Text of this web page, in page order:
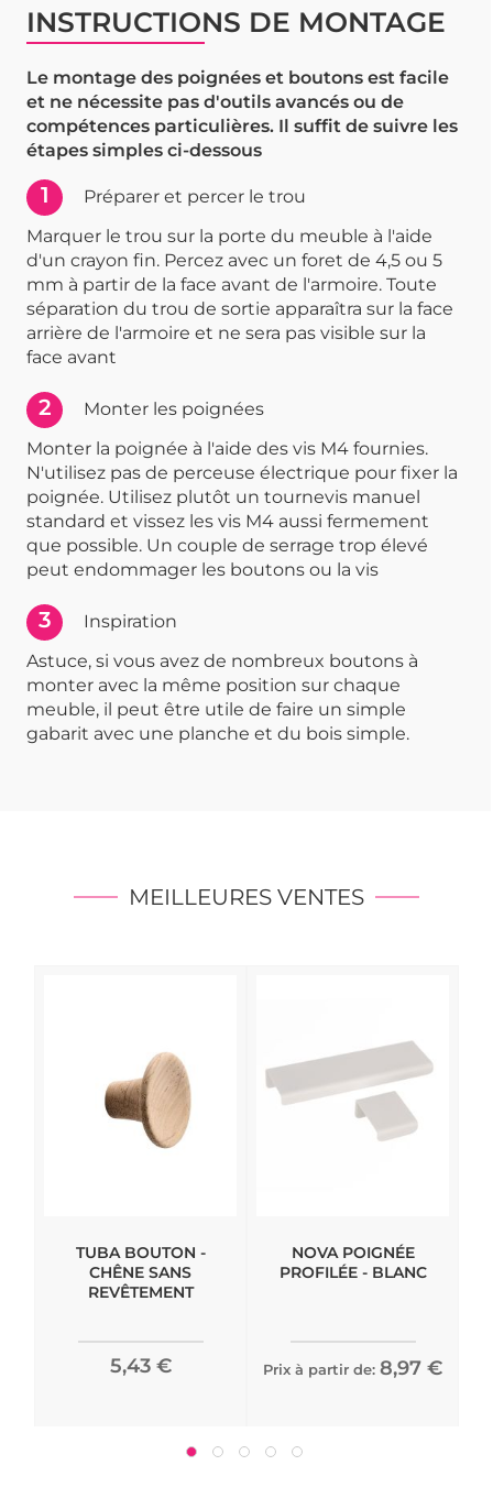
INSTRUCTIONS DE MONTAGE
Le montage des poignées et boutons est facile
et ne nécessite pas d'outils avancés ou de
compétences particulières. Il suffit de suivre les
étapes simples ci-dessous
1
Préparer et percer le trou
Marquer le trou sur la porte du meuble à l'aide
d'un crayon fin. Percez avec un foret de 4,5 ou 5
mm à partir de la face avant de l'armoire. Toute
séparation du trou de sortie apparaîtra sur la face
arrière de l'armoire et ne sera pas visible sur la
face avant
2
Monter les poignées
Monter la poignée à l'aide des vis M4 fournies.
N'utilisez pas de perceuse électrique pour fixer la
poignée. Utilisez plutôt un tournevis manuel
standard et vissez les vis M4 aussi fermement
que possible. Un couple de serrage trop élevé
peut endommager les boutons ou la vis
3
Inspiration
Astuce, si vous avez de nombreux boutons à
monter avec la même position sur chaque
meuble, il peut être utile de faire un simple
gabarit avec une planche et du bois simple.
MEILLEURES VENTES
TUBA BOUTON -
CHÊNE SANS
REVÊTEMENT
5,43 €
NOVA POIGNÉE
PROFILÉE - BLANC
Prix à partir de: 8,97 €